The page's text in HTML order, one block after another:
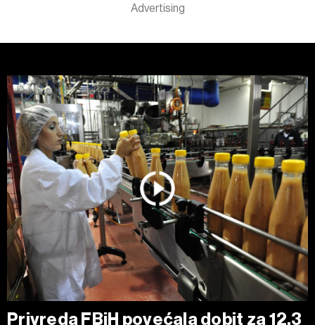
Privreda FBiH povećala dobit za 12,3